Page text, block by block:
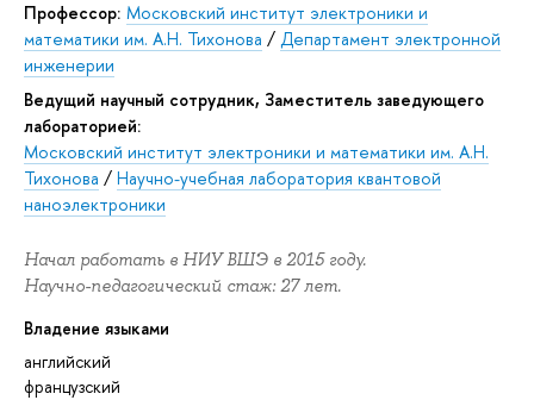
Профессор: Московский институт электроники и
математики им. А.Н. Тихонова / Департамент электронной
инженерии
Ведущий научный сотрудник, Заместитель заведующего
лабораторией:
Московский институт электроники и математики им. А.Н.
Тихонова / Научно-учебная лаборатория квантовой
наноэлектроники
Начал работать в НИУ ВШЭ в 2015 году.
Научно-педагогический стаж: 27 лет.
Владение языками
английский
французский